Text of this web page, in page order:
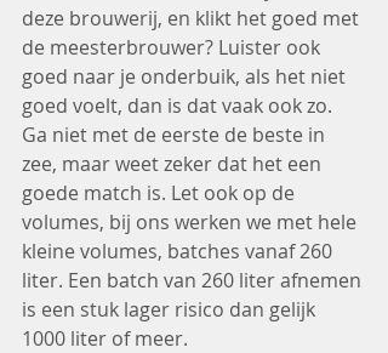
deze brouwerij, en klikt het goed met
de meesterbrouwer? Luister ook
goed naar je onderbuik, als het niet
goed voelt, dan is dat vaak ook zo.
Ga niet met de eerste de beste in
zee, maar weet zeker dat het een
goede match is. Let ook op de
volumes, bij ons werken we met hele
kleine volumes, batches vanaf 260
liter. Een batch van 260 liter afnemen
is een stuk lager risico dan gelijk
1000 liter of meer.